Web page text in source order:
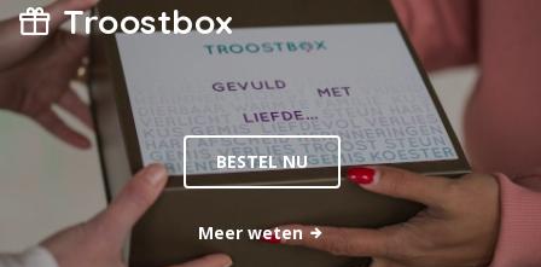
Troostbox
BESTEL NU
Meer weten